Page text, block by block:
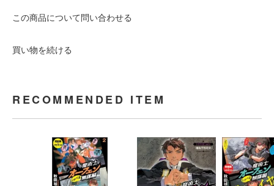
この商品について問い合わせる
買い物を続ける
RECOMMENDED ITEM